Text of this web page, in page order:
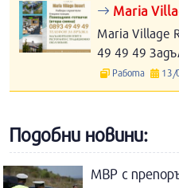
Maria
Maria Village
49 49 49
Работа 13/
Подобни новини:
МВР с